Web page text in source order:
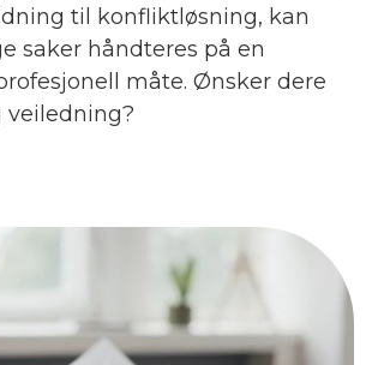
til konfliktløsning, kan
saker håndteres på en
måte. Ønsker dere
veiledning?